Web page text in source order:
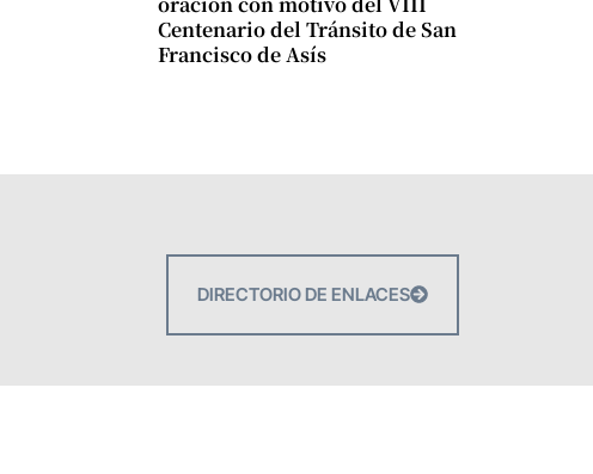
Centenario del Tránsito de San
Francisco de Asís
DIRECTORIO DE ENLACES